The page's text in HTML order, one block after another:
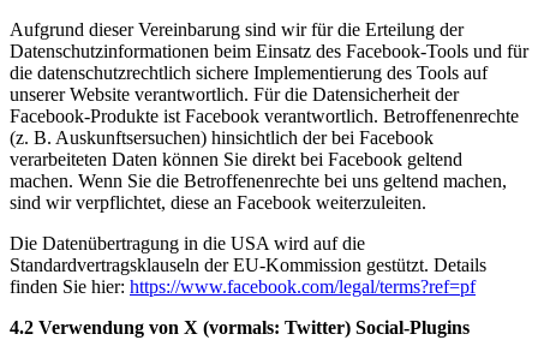
Aufgrund dieser Vereinbarung sind wir für die Erteilung der
Datenschutzinformationen beim Einsatz des Facebook-Tools und für
die datenschutzrechtlich sichere Implementierung des Tools auf
unserer Website verantwortlich. Für die Datensicherheit der
Facebook-Produkte ist Facebook verantwortlich. Betroffenenrechte
(z. B. Auskunftsersuchen) hinsichtlich der bei Facebook
verarbeiteten Daten können Sie direkt bei Facebook geltend
machen. Wenn Sie die Betroffenenrechte bei uns geltend machen,
sind wir verpflichtet, diese an Facebook weiterzuleiten.
Die Datenübertragung in die USA wird auf die
Standardvertragsklauseln der EU-Kommission gestützt. Details
finden Sie hier: https://www.facebook.com/legal/terms?ref=pf
4.2 Verwendung von X (vormals: Twitter) Social-Plugins